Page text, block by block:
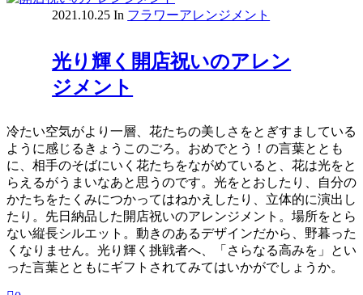
2021.10.25 In フラワーアレンジメント
光り輝く開店祝いのアレン
ジメント
冷たい空気がより一層、花たちの美しさをとぎすましている
ように感じるきょうこのごろ。おめでとう！の言葉ととも
に、相手のそばにいく花たちをながめていると、花は光をと
らえるがうまいなあと思うのです。光をとおしたり、自分の
かたちをたくみにつかってはねかえしたり、立体的に演出し
たり。先日納品した開店祝いのアレンジメント。場所をとら
ない縦長シルエット。動きのあるデザインだから、野暮った
くなりません。光り輝く挑戦者へ、「さらなる高みを」とい
った言葉とともにギフトされてみてはいかがでしょうか。